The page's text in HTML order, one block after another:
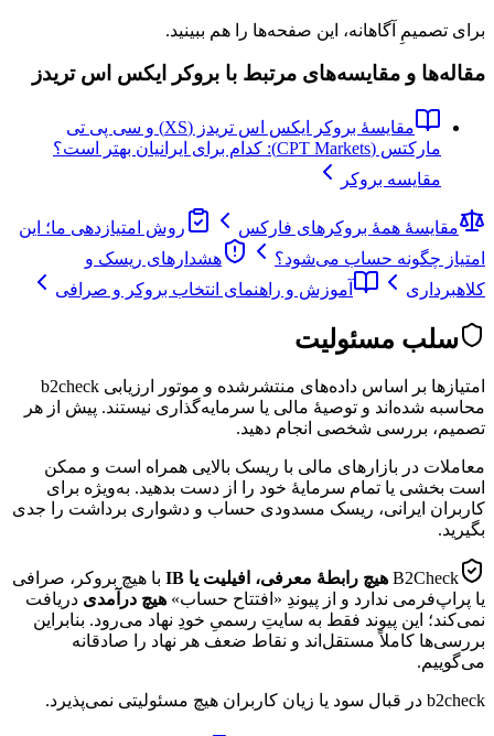
برای تصمیمِ آگاهانه، این صفحه‌ها را هم ببینید.
مقاله‌ها و مقایسه‌های مرتبط با بروکر ایکس اس تریدز
مقایسهٔ بروکر ایکس اس تریدز (XS) و سی پی تی
مارکتس (CPT Markets): کدام برای ایرانیان بهتر است؟
مقایسه بروکر
مقایسهٔ همهٔ بروکرهای فارکس
روش امتیازدهی ما؛ این
امتیاز چگونه حساب می‌شود؟
هشدارهای ریسک و
کلاهبرداری
آموزش و راهنمای انتخاب بروکر و صرافی
سلب مسئولیت
امتیازها بر اساس داده‌های منتشرشده و موتور ارزیابی b2check
محاسبه شده‌اند و توصیهٔ مالی یا سرمایه‌گذاری نیستند. پیش از هر
تصمیم، بررسی شخصی انجام دهید.
معاملات در بازارهای مالی با ریسک بالایی همراه است و ممکن
است بخشی یا تمام سرمایهٔ خود را از دست بدهید. به‌ویژه برای
کاربران ایرانی، ریسک مسدودی حساب و دشواری برداشت را جدی
بگیرید.
B2Check هیچ رابطهٔ معرفی، افیلیت یا IB
با هیچ بروکر، صرافی
یا پراپ‌فرمی ندارد و از پیوندِ «افتتاح حساب» هیچ درآمدی دریافت
نمی‌کند؛ این پیوند فقط به سایتِ رسمیِ خودِ نهاد می‌رود. بنابراین
بررسی‌ها کاملاً مستقل‌اند و نقاط ضعف هر نهاد را صادقانه
می‌گوییم.
b2check در قبال سود یا زیان کاربران هیچ مسئولیتی نمی‌پذیرد.